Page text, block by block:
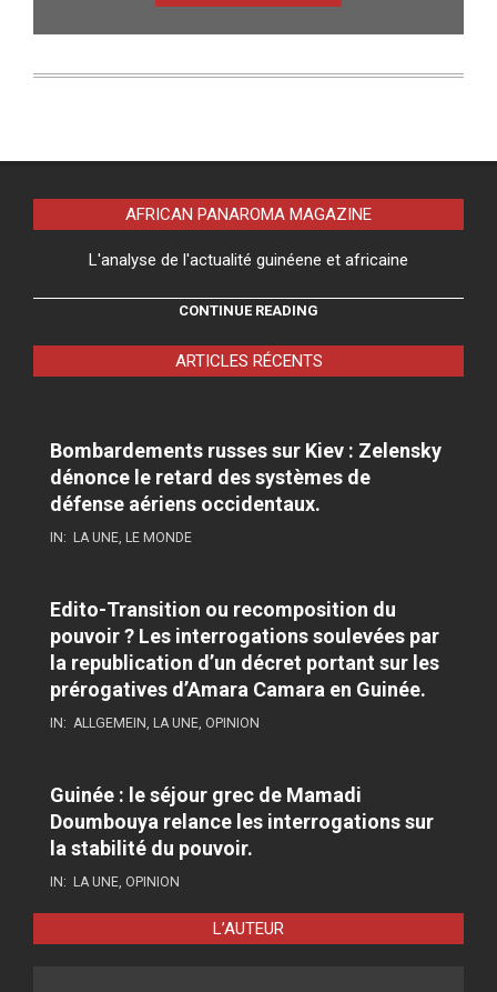
AFRICAN PANAROMA MAGAZINE
L'analyse de l'actualité guinéene et africaine
CONTINUE READING
ARTICLES RÉCENTS
Bombardements russes sur Kiev : Zelensky
dénonce le retard des systèmes de
défense aériens occidentaux.
IN: LA UNE, LE MONDE
Edito-Transition ou recomposition du
pouvoir ? Les interrogations soulevées par
la republication d’un décret portant sur les
prérogatives d’Amara Camara en Guinée.
IN: ALLGEMEIN, LA UNE, OPINION
Guinée : le séjour grec de Mamadi
Doumbouya relance les interrogations sur
la stabilité du pouvoir.
IN: LA UNE, OPINION
L’AUTEUR